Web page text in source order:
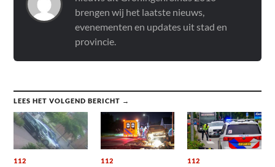
brengen wij het laatste nieuws,
evenementen en updates uit stad en
provincie.
LEES HET VOLGEND BERICHT →
112 112 112